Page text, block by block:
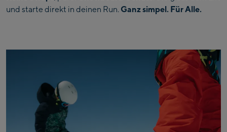
und starte direkt in deinen Run. Ganz simpel. Für Alle.